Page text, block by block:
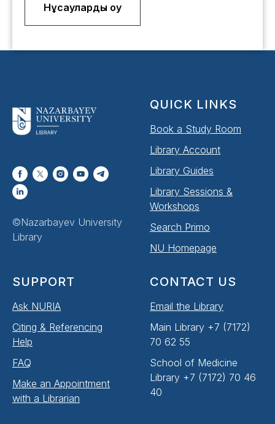
Нұсқауларды оқу
©Nazarbayev University
Library
QUICK LINKS
Book a Study Room
Library Account
Library Guides
Library Sessions &
Workshops
Search Primo
NU Homepage
SUPPORT
Ask NURIA
Citing & Referencing
Help
FAQ
Make an Appointment
with a Librarian
CONTACT US
Email the Library
Main Library +7 (7172)
70 62 55
School of Medicine
Library +7 (7172) 70 46
40